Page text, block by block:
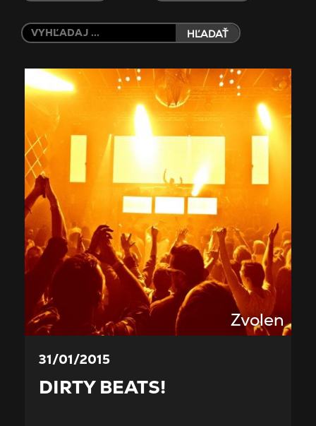
HĽADAŤ
Zvolen
31/01/2015
DIRTY BEATS!